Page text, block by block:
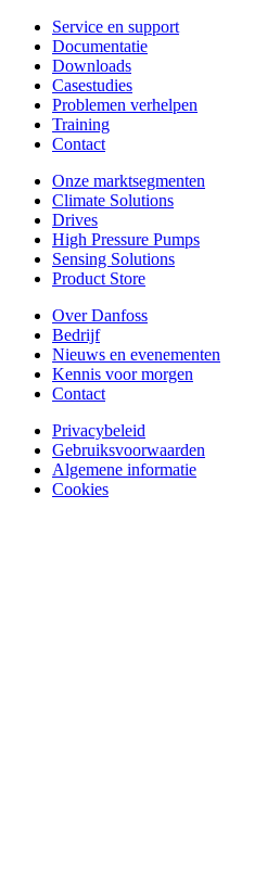
Service en support
Documentatie
Downloads
Casestudies
Problemen verhelpen
Training
Contact
Onze marktsegmenten
Climate Solutions
Drives
High Pressure Pumps
Sensing Solutions
Product Store
Over Danfoss
Bedrijf
Nieuws en evenementen
Kennis voor morgen
Contact
Privacybeleid
Gebruiksvoorwaarden
Algemene informatie
Cookies